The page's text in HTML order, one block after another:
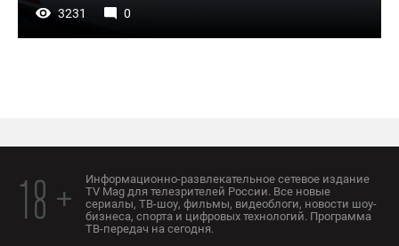
3231 0
18 +
Информационно-развлекательное сетевое издание
TV Mag для телезрителей России. Все новые
сериалы, ТВ-шоу, фильмы, видеоблоги, новости шоу-
бизнеса, спорта и цифровых технологий. Программа
ТВ-передач на сегодня.